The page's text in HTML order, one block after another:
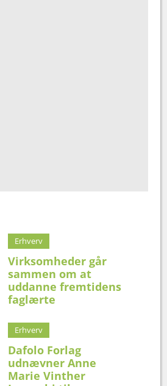
Erhverv
Virksomheder går
sammen om at
uddanne fremtidens
faglærte
Erhverv
Dafolo Forlag
udnævner Anne
Marie Vinther